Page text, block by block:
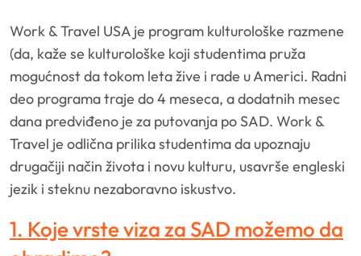
Work & Travel USA je program kulturološke razmene
(da, kaže se kulturološke koji studentima pruža
mogućnost da tokom leta žive i rade u Americi. Radni
deo programa traje do 4 meseca, a dodatnih mesec
dana predviđeno je za putovanja po SAD. Work &
Travel je odlična prilika studentima da upoznaju
drugačiji način života i novu kulturu, usavrše engleski
jezik i steknu nezaboravno iskustvo.
1. Koje vrste viza za SAD možemo da